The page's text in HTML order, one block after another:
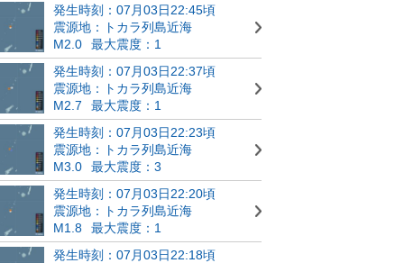
発生時刻：07月03日22:45頃
震源地：トカラ列島近海
M2.0
最大震度：1
発生時刻：07月03日22:37頃
震源地：トカラ列島近海
M2.7
最大震度：1
発生時刻：07月03日22:23頃
震源地：トカラ列島近海
M3.0
最大震度：3
発生時刻：07月03日22:20頃
震源地：トカラ列島近海
M1.8
最大震度：1
発生時刻：07月03日22:18頃